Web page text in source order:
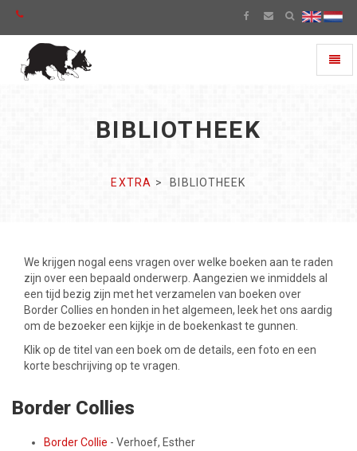
BIBLIOTHEEK
EXTRA BIBLIOTHEEK
We krijgen nogal eens vragen over welke boeken aan te raden
zijn over een bepaald onderwerp. Aangezien we inmiddels al
een tijd bezig zijn met het verzamelen van boeken over
Border Collies en honden in het algemeen, leek het ons aardig
om de bezoeker een kijkje in de boekenkast te gunnen.
Klik op de titel van een boek om de details, een foto en een
korte beschrijving op te vragen.
Border Collies
Border Collie - Verhoef, Esther